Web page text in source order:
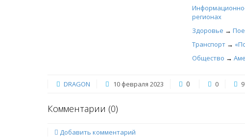
регионах
Здоровье →
Транспорт →
Общество →
DRAGON 10 февраля 2023 0 0
Комментарии (0)
Добавить комментарий